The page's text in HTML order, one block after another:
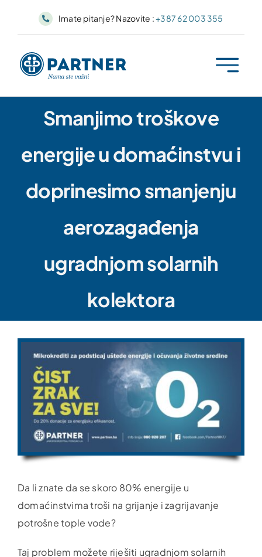
Imate pitanje? Nazovite :+387 62 003 355
Smanjimo troškove
energije u domaćinstvu i
doprinesimo smanjenju
aerozagađenja
ugradnjom solarnih
kolektora
Da li znate da se skoro 80% energije u
domaćinstvima troši na grijanje i zagrijavanje
potrošne tople vode?
Taj problem možete riješiti ugradnjom solarnih